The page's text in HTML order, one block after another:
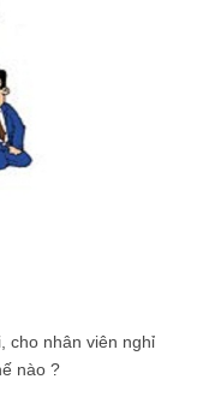
cho nhân viên nghỉ
nào ?